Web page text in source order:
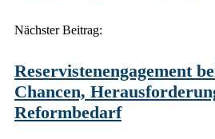
Nächster Beitrag:
Reservistenengagement
Chancen,
Reformbedarf